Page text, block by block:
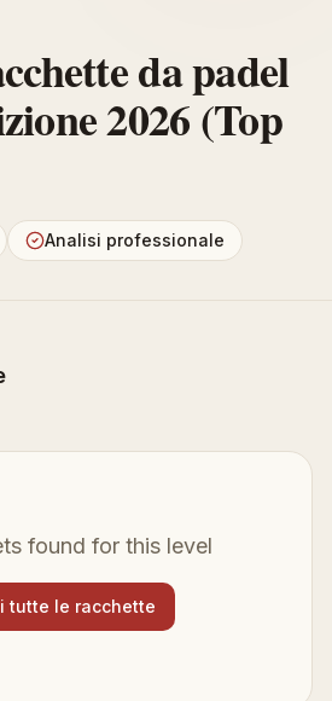
da padel
2026 (Top
Analisi professionale
found for this level
tutte le racchette